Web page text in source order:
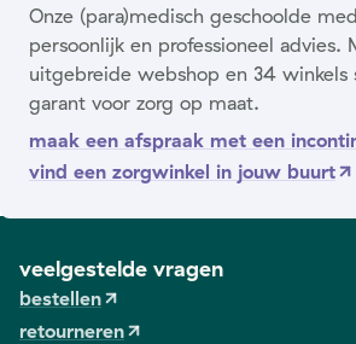
Onze (para)medisch geschoolde
persoonlijk en professioneel advies.
uitgebreide webshop en 34 winkels
garant voor zorg op maat.
maak een afspraak met een
vind een zorgwinkel in jouw buurt
veelgestelde vragen
bestellen
retourneren